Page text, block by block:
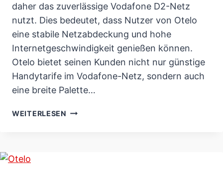
daher das zuverlässige Vodafone D2-Netz
nutzt. Dies bedeutet, dass Nutzer von Otelo
eine stabile Netzabdeckung und hohe
Internetgeschwindigkeit genießen können.
Otelo bietet seinen Kunden nicht nur günstige
Handytarife im Vodafone-Netz, sondern auch
eine breite Palette…
WEITERLESEN OTELO